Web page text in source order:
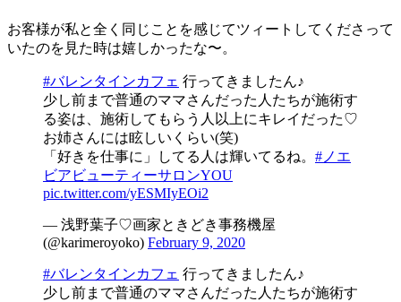
お客様が私と全く同じことを感じてツィートしてくださって
いたのを見た時は嬉しかったな〜。
#バレンタインカフェ 行ってきましたん♪
少し前まで普通のママさんだった人たちが施術す
る姿は、施術してもらう人以上にキレイだった♡
お姉さんには眩しいくらい(笑)
「好きを仕事に」してる人は輝いてるね。 #ノエ
ビアビューティーサロンYOU
pic.twitter.com/yESMIyEOi2
— 浅野葉子♡画家ときどき事務機屋
(@karimeroyoko) February 9, 2020
#バレンタインカフェ 行ってきましたん♪
少し前まで普通のママさんだった人たちが施術す